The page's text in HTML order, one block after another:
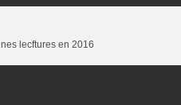
lecftures en 2016